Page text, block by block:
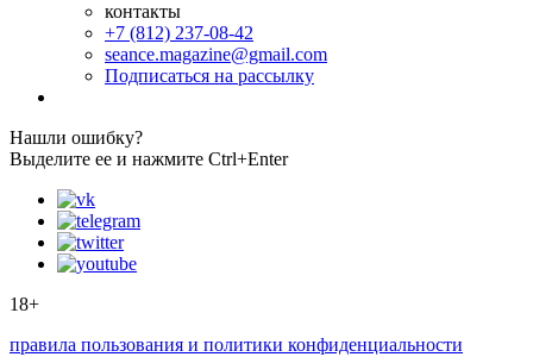
контакты
+7 (812) 237-08-42
seance.magazine@gmail.com
Подписаться на рассылку
Нашли ошибку?
Выделите ее и нажмите Ctrl+Enter
18+
правила пользования и политики конфиденциальности